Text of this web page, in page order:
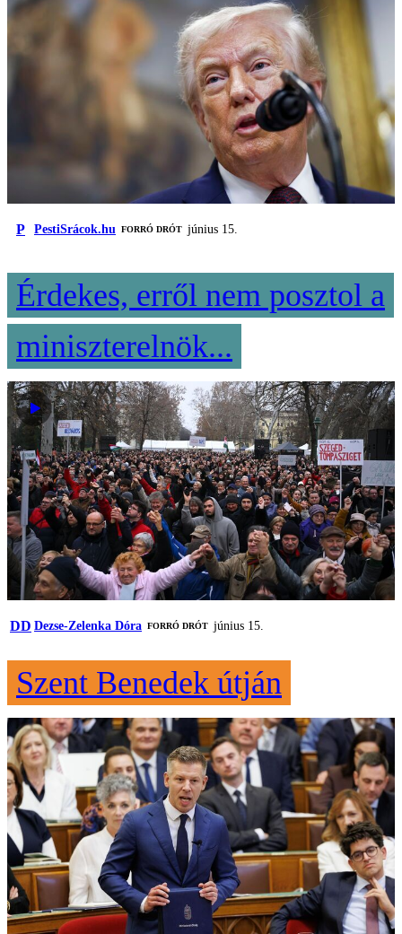
P PestiSrácok.hu FORRÓ DRÓT június 15.
Érdekes, erről nem posztol a
miniszterelnök...
DD Dezse-Zelenka Dóra FORRÓ DRÓT június 15.
Szent Benedek útján